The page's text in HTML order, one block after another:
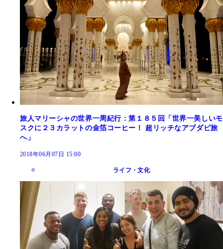
旅人マリーシャの世界一周紀行：第１８５回「世界一美しいモ
スクに２３カラットの金箔コーヒー！ 超リッチなアブダビ旅
へ」
2018年06月07日 15:00
ライフ・文化